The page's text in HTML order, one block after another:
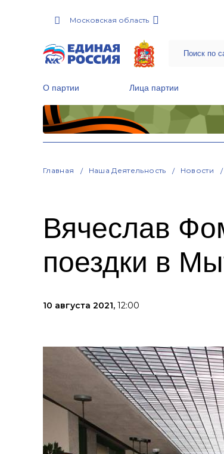
Московская область
О партии Лица партии
Главная Наша Деятельность Новости
Вячеслав
поездки в
10 августа 2021, 12:00